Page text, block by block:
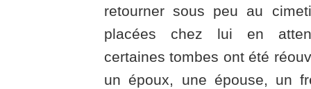
retourner sous peu au
placées chez lui en
certaines tombes ont été
un époux, une épouse, un